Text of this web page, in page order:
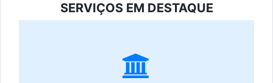
SERVIÇOS EM DESTAQUE